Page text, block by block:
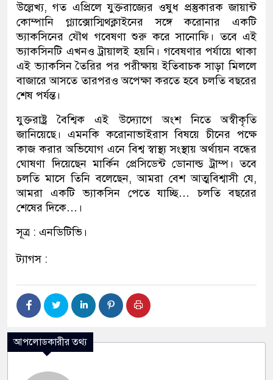
উল্লেখ্য, গত এপ্রিলে যুক্তরাজ্যের ওষুধ প্রস্তুকারক জায়ান্ট
কোম্পানি গ্ল্যাক্সোস্মিথক্লাইনের সঙ্গে করোনার একটি
ভ্যাকসিনের যৌথ গবেষণা শুরু করে সানোফি। তবে এই
ভ্যাকসিনটি এখনও ট্রায়ালই হয়নি। গবেষণার পর্যায়ে থাকা
এই ভ্যাকসিন তৈরির পর পরীক্ষায় ইতিবাচক সাড়া মিললে
বাজারে আসতে তারপরও অপেক্ষা করতে হবে চলতি বছরের
শেষ পর্যন্ত।
যুক্তরাষ্ট্র বৈশ্বিক এই উদ্যোগে অংশ নিতে অস্বীকৃতি
জানিয়েছে। এমনকি করোনাভাইরাস বিষয়ে চীনের পক্ষে
কাজ করার অভিযোগ এনে বিশ্ব স্বাস্থ্য সংস্থায় অর্থায়ন বন্ধের
ঘোষণা দিয়েছেন মার্কিন প্রেসিডেন্ট ডোনাল্ড ট্রাম্প। তবে
চলতি মাসে তিনি বলেছেন, আমরা বেশ আত্মবিশ্বাসী যে,
আমরা একটি ভ্যাকসিন পেতে যাচ্ছি… চলতি বছরের
শেষের দিকে…।
সূত্র : এনডিটিভি।
ট্যাগস :
আপলোডকারীর তথ্য